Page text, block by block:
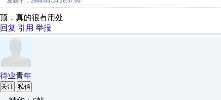
顶，真的很有用处
回复 引用 举报
待业青年
关注 私信